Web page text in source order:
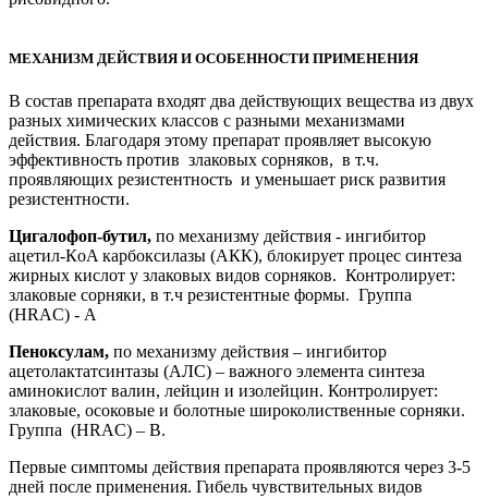
МЕХАНИЗМ ДЕЙСТВИЯ И ОСОБЕННОСТИ ПРИМЕНЕНИЯ
В состав препарата входят два действующих вещества из двух
разных химических классов с разными механизмами
действия. Благодаря этому препарат проявляет высокую
эффективность против злаковых сорняков, в т.ч.
проявляющих резистентность и уменьшает риск развития
резистентности.
Цигалофоп-бутил, по механизму действия - ингибитор
ацетил-КoA карбоксилазы (АКК), блокирует процес синтеза
жирных кислот у злаковых видов сорняков. Контролирует:
злаковые сорняки, в т.ч резистентные формы. Группа
(HRAC) - А
Пеноксулам, по механизму действия – ингибитор
ацетолактатсинтазы (АЛС) – важного элемента синтеза
аминокислот валин, лейцин и изолейцин. Контролирует:
злаковые, осоковые и болотные широколиственные сорняки.
Группа (HRAC) – В.
Первые симптомы действия препарата проявляются через 3-5
дней после применения. Гибель чувствительных видов